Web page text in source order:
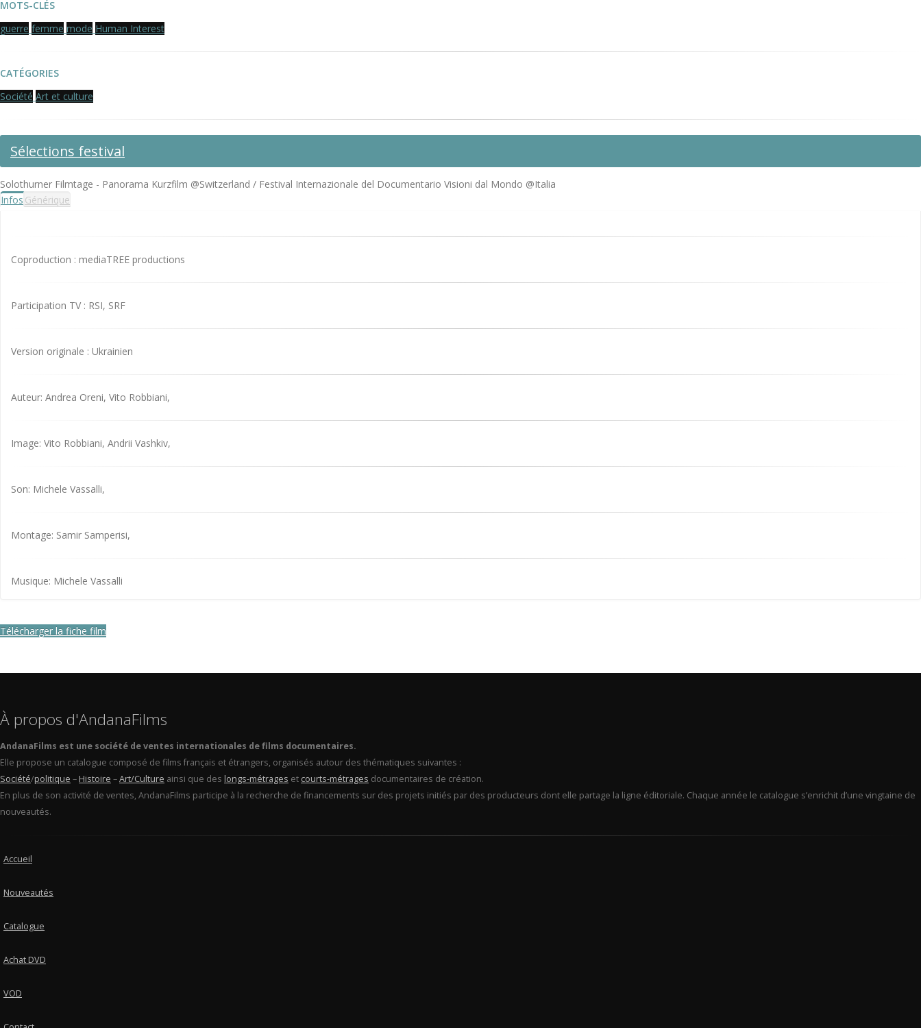
MOTS-CLÉS
guerre femme mode Human Interest
CATÉGORIES
Société Art et culture
Sélections festival
Solothurner Filmtage - Panorama Kurzfilm @Switzerland / Festival Internazionale del Documentario Visioni dal Mondo @Italia
Infos Générique
Coproduction : mediaTREE productions
Participation TV : RSI, SRF
Version originale : Ukrainien
Auteur: Andrea Oreni, Vito Robbiani,
Image: Vito Robbiani, Andrii Vashkiv,
Son: Michele Vassalli,
Montage: Samir Samperisi,
Musique: Michele Vassalli
Télécharger la fiche film
À propos d'AndanaFilms
AndanaFilms est une société de ventes internationales de films documentaires.
Elle propose un catalogue composé de films français et étrangers, organisés autour des thématiques suivantes :
Société/politique – Histoire –Art/Culture ainsi que des longs-métrages et courts-métrages documentaires de création.
En plus de son activité de ventes, AndanaFilms participe à la recherche de financements sur des projets initiés par des producteurs dont elle partage la ligne éditoriale. Chaque année le catalogue s’enrichit d’une vingtaine de
nouveautés.
Accueil
Nouveautés
Catalogue
Achat DVD
VOD